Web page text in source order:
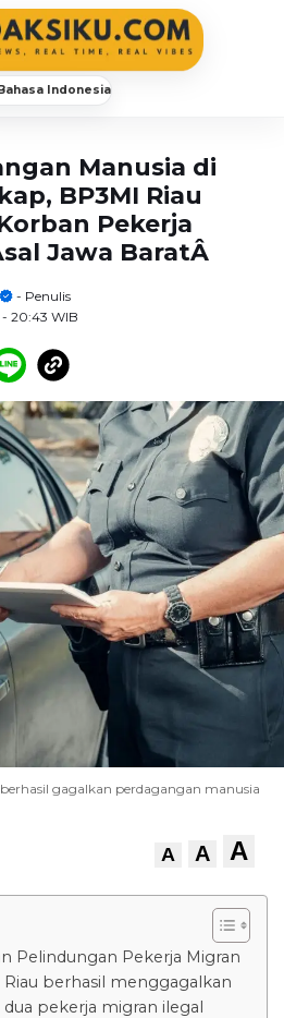
Indonesia
Manusia di
BP3MI Riau
Pekerja
Jawa BaratÂ
- Penulis
- 20:43 WIB
gagalkan perdagangan manusia
A A A
Pelindungan Pekerja Migran
Riau berhasil menggagalkan
pekerja migran ilegal